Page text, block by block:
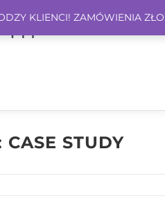
CASE STUDY
KLIENCI! ZAMÓWIENIA